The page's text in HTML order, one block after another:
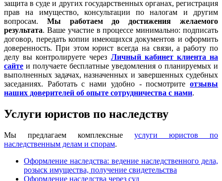
защита в суде и других государственных органах, регистрация
прав на имущество, консультации по налогам и другим
вопросам. Мы работаем
до достижения желаемого
результата. Ваше участие в процессе минимально: подписать
договор, передать копии имеющихся документов и оформить
доверенность. При этом юрист всегда на связи, а работу по
делу вы контролируете через Личный кабинет клиента на
сайте и получаете бесплатные уведомления о планируемых и
выполненных задачах, назначенных и завершенных судебных
заседаниях. Работать с нами удобно - посмотрите отзывы
наших доверителей об опыте сотрудничества с нами.
Услуги юристов по наследству
Мы предлагаем комплексные услуги юристов по
наследственным делам и спорам.
Оформление наследства: ведение наследственного дела,
розыск имущества, получение свидетельства
Оформление наследства через суд